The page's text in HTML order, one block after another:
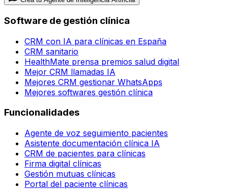
Software de gestión clínica
CRM con IA para clínicas en España
CRM sanitario
HealthMate prensa premios salud digital
Mejor CRM llamadas IA
Mejores CRM gestionar WhatsApps
Mejores softwares gestión clínica
Funcionalidades
Agente de voz seguimiento pacientes
Asistente documentación clínica IA
CRM de pacientes para clínicas
Firma digital clínicas
Gestión mutuas clínicas
Portal del paciente clínicas